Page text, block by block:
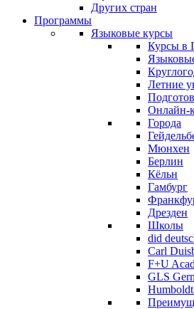
Других стран
Программы
Языковые курсы
Курсы в
Летние
Онлайн-
Города
Мюнхен
Берлин
Кёльн
Гамбург
Дрезден
Школы
did
Carl
F+U
GLS